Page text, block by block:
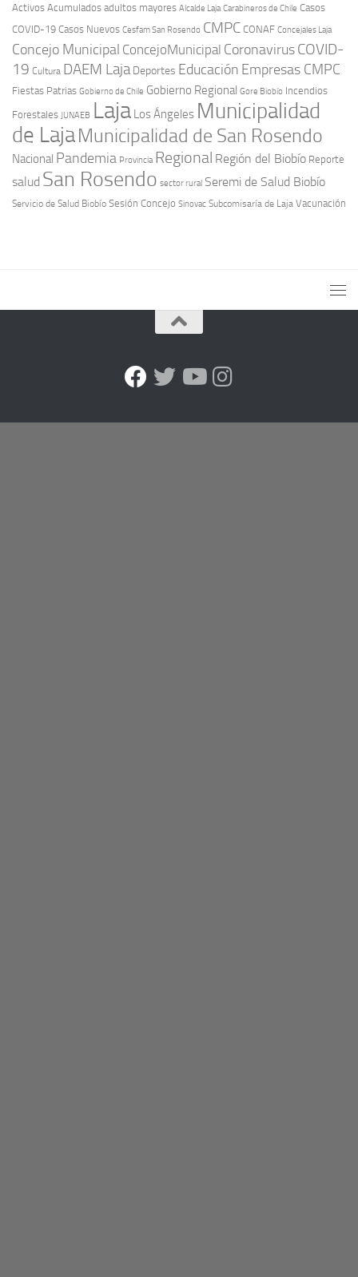
Activos Acumulados adultos mayores Alcalde Laja Carabineros de Chile Casos
COVID-19 Casos Nuevos Cesfam San Rosendo CMPC CONAF Concejales Laja
Concejo Municipal ConcejoMunicipal CoronavirusCOVID-
19 Cultura DAEM Laja Deportes Educación Empresas CMPC
Fiestas Patrias Gobierno de Chile Gobierno Regional Gore Biobío Incendios
Forestales JUNAEB Laja Los Ángeles Municipalidad
de LajaMunicipalidad de San Rosendo
Nacional Pandemia Provincia Regional Región del Biobío Reporte
salud San Rosendo sector rural Seremi de Salud Biobío
Servicio de Salud Biobío Sesión Concejo Sinovac Subcomisaría de Laja Vacunación